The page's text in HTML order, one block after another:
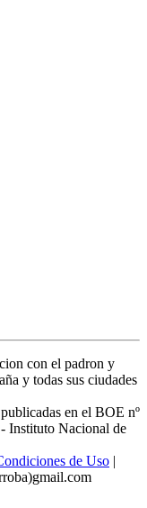
con el padron y
y todas sus ciudades
en el BOE nº
- Instituto Nacional de
de Uso |